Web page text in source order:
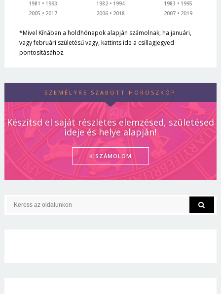
1981
1993
2005
2017
1982
1994
2006
2018
1983
1995
2007
2019
*Mivel Kínában a holdhónapok alapján számolnak, ha januári,
vagy februári születésű vagy, kattints ide a csillagjegyed
pontosításához.
SZEMÉLYRE SZABOTT HOROSZKÓP
Készítsd el saját részletes elemzésed, születésed
ideje és helye alapján!
KISZÁMOLOM